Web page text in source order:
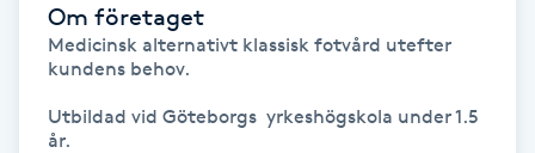
Friskvårdsmassage
Frisör
Om företaget
Medicinsk alternativt klassisk fotvård utefter
kundens behov.
Utbildad vid Göteborgs  yrkeshögskola under 1.5
år.